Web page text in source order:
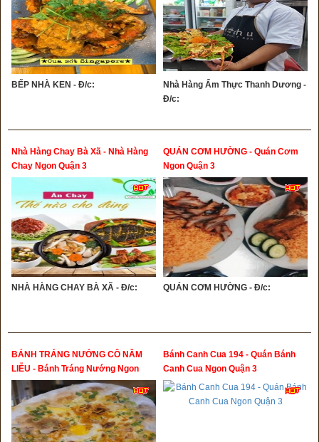
BẾP NHÀ KEN - Đ/c:
Nhà Hàng Ẩm Thực Thanh Dương -
Đ/c:
Nhà Hàng Chay Bà Xã - Nhà Hàng
Chay Ngon Quận 3
NHÀ HÀNG CHAY BÀ XÃ - Đ/c:
QUÁN CƠM HƯỜNG - Quán Cơm
Ngon Quận 3
QUÁN CƠM HƯỜNG - Đ/c:
BÁNH TRÁNG NƯỚNG CÔ NĂM
LIỄU - Bánh Tráng Nướng Ngon
Quận 3
Bánh Canh Cua 194 - Quán Bánh
Canh Cua Ngon Quận 3